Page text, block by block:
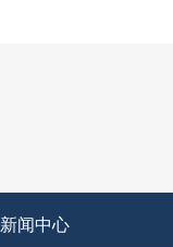
新闻中心